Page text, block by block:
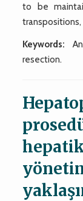
to be
transpositions,
Keywords:
resection.